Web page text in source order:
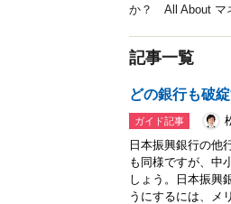
か？ All About マ
記事一覧
どの銀行も破
ガイド記事
日本振興銀行の他
も同様ですが、中
しょう。日本振興
うにするには、メ